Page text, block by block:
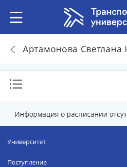
Артамонова Светлана
Информация о расписании
Университет
Поступление